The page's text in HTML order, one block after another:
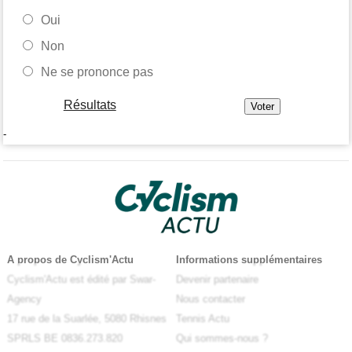
Oui
Non
Ne se prononce pas
Résultats
-
A propos de Cyclism'Actu
Cyclism'Actu est édité par Swar-
Agency
17 rue de la Suarlée, 5080 Rhisnes
SPRLS BE 0836.273.820
Informations supplémentaires
Devenir partenaire
Nous contacter
Tennis Actu
Qui sommes-nous ?